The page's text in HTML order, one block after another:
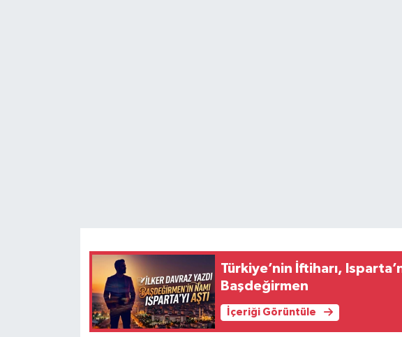
Türkiye’nin İftiharı,
Başdeğirmen
İçeriği Görüntüle